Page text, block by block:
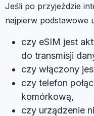
Jeśli po przyjeździe
najpierw podstawowe
czy eSIM jest
do transmisji
czy włączony
czy telefon
komórkową,
czy urządzenie